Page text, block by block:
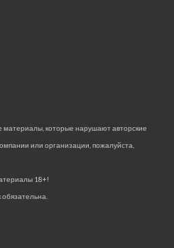
которые нарушают авторские
или организации, пожалуйста,
18+!